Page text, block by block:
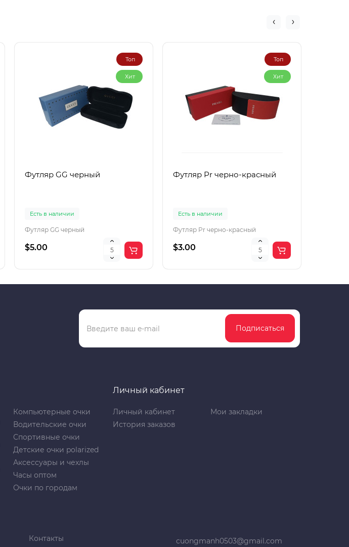
Топ
Хит
Футляр GG черный
Есть в наличии
Футляр GG черный
$5.00
Топ
Хит
Футляр Pr черно-красный
Есть в наличии
Футляр Pr черно-красный
$3.00
Подписаться
Компьютерные очки
Водительские очки
Спортивные очки
Детские очки polarized
Аксессуары и чехлы
Часы оптом
Очки по городам
Личный кабинет
Личный кабинет
История заказов
Мои закладки
Контакты cuongmanh0503@gmail.com